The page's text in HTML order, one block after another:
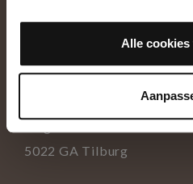
Alle cookies
NEEM CONTACT OP
+31(0)13 5362828
5022 GA Tilburg